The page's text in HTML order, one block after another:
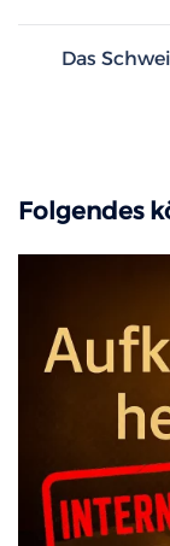
Das
Folgendes